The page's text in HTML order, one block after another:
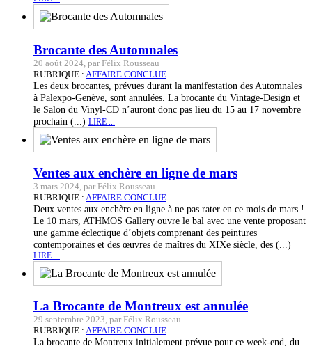
Brocante des Automnales
20 août 2024, par Félix Rousseau
RUBRIQUE : AFFAIRE CONCLUE
Les deux brocantes, prévues durant la manifestation des Automnales
à Palexpo-Genève, sont annulées. La brocante du Vintage-Design et
le Salon du Vinyl-CD n’auront donc pas lieu du 15 au 17 novembre
prochain (...) LIRE ...
Ventes aux enchère en ligne de mars
3 mars 2024, par Félix Rousseau
RUBRIQUE : AFFAIRE CONCLUE
Deux ventes aux enchère en ligne à ne pas rater en ce mois de mars !
Le 10 mars, ATHMOS Gallery ouvre le bal avec une vente proposant
une gamme éclectique d’objets comprenant des peintures
contemporaines et des œuvres de maîtres du XIXe siècle, des (...)
LIRE ...
La Brocante de Montreux est annulée
29 septembre 2023, par Félix Rousseau
RUBRIQUE : AFFAIRE CONCLUE
La brocante de Montreux initialement prévue pour ce week-end, du